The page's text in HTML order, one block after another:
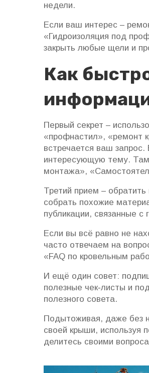
недели.
Если ваш интерес –
«Гидроизоляция под
закрыть любые щели и
Как
Первый секрет –
«профнастил», «ремонт
встречается ваш
интересующую тему. Там
монтажа»,
Третий прием –
собрать похожие
публикации, связанные с
Если вы всё равно не
часто отвечаем на
«FAQ по кровельным
И ещё один совет:
полезные чек‑листы и
полезного совета.
Подытоживая, даже без
своей крыши, используя
делитесь своими